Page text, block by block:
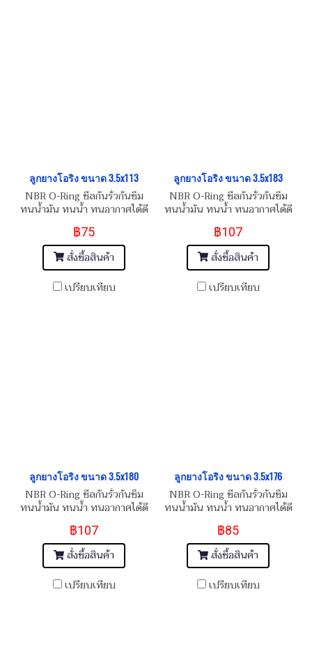
ลูกยางโอริง ขนาด 3.5x113
NBR O-Ring ซีลกันรั่วกันซึม
ทนน้ำมัน ทนน้ำ ทนอากาศได้ดี
฿75
สั่งซื้อสินค้า
เปรียบเทียบ
ลูกยางโอริง ขนาด 3.5x183
NBR O-Ring ซีลกันรั่วกันซึม
ทนน้ำมัน ทนน้ำ ทนอากาศได้ดี
฿107
สั่งซื้อสินค้า
เปรียบเทียบ
ลูกยางโอริง ขนาด 3.5x180
NBR O-Ring ซีลกันรั่วกันซึม
ทนน้ำมัน ทนน้ำ ทนอากาศได้ดี
฿107
สั่งซื้อสินค้า
เปรียบเทียบ
ลูกยางโอริง ขนาด 3.5x176
NBR O-Ring ซีลกันรั่วกันซึม
ทนน้ำมัน ทนน้ำ ทนอากาศได้ดี
฿85
สั่งซื้อสินค้า
เปรียบเทียบ